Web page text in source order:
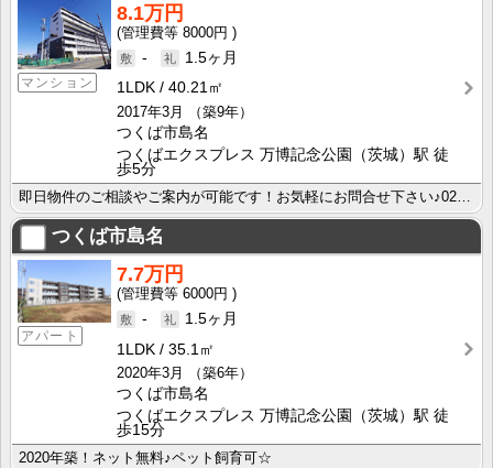
マンション
8.1万円
8000円
-
1.5ヶ月
1LDK
40.21㎡
2017年3月
（築9年）
つくば市島名
つくばエクスプレス 万博記念公園（茨城）駅 徒
歩5分
即日物件のご相談やご案内が可能です！お気軽にお問合せ下さい♪029-863-3939
つくば市島名
アパート
7.7万円
6000円
-
1.5ヶ月
1LDK
35.1㎡
2020年3月
（築6年）
つくば市島名
つくばエクスプレス 万博記念公園（茨城）駅 徒
歩15分
2020年築！ネット無料♪ペット飼育可☆